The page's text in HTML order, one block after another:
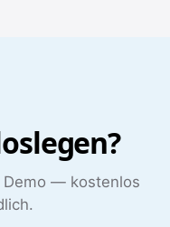
Demo — kostenlos